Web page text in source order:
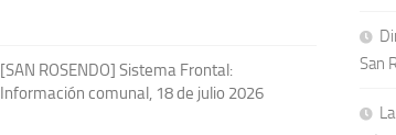
[SAN ROSENDO] Sistema Frontal:
Información comunal, 18 de julio 2026
San